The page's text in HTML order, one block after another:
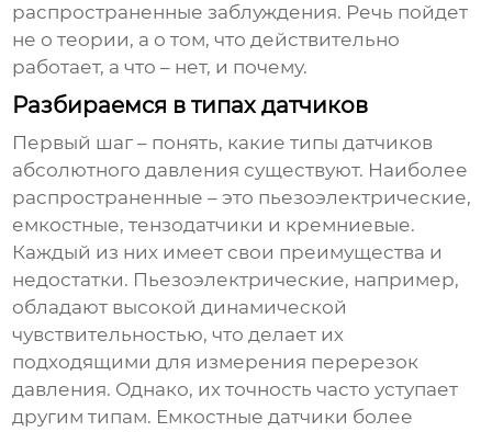
распространенные заблуждения. Речь пойдет
не о теории, а о том, что действительно
работает, а что – нет, и почему.
Разбираемся в типах датчиков
Первый шаг – понять, какие типыдатчиков
абсолютного давления существуют. Наиболее
распространенные – это пьезоэлектрические,
емкостные, тензодатчики и кремниевые.
Каждый из них имеет свои преимущества и
недостатки. Пьезоэлектрические, например,
обладают высокой динамической
чувствительностью, что делает их
подходящими для измерения перерезок
давления. Однако, их точность часто уступает
другим типам. Емкостные датчики более